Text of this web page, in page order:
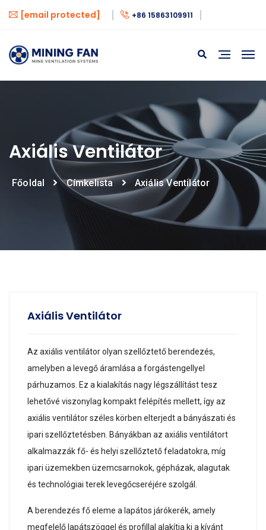
[email protected] +86 15863109911
Axiális Ventilátor
Főoldal Címkelista Axiális Ventilátor
Axiális Ventilátor
Az axiális ventilátor olyan szellőztető berendezés,
amelyben a levegő áramlása a forgástengellyel
párhuzamos. Ez a kialakítás nagy légszállítást tesz
lehetővé viszonylag kompakt felépítés mellett, így az
axiális ventilátor széles körben elterjedt a bányászati és
ipari szellőztetésben. Bányákban az axiális ventilátort
alkalmazzák fő- és helyi szellőztető feladatokra, míg
ipari üzemekben üzemcsarnokok, gépházak, alagutak
és technológiai terek levegőcseréjére szolgál.
A berendezés fő eleme a lapátos járókerék, amely
megfelelő lapátszöggel és profillal alakítja ki a kívánt